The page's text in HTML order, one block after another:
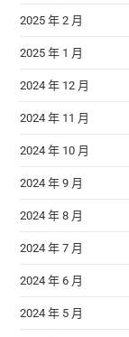
2025 年 2 月
2025 年 1 月
2024 年 12 月
2024 年 11 月
2024 年 10 月
2024 年 9 月
2024 年 8 月
2024 年 7 月
2024 年 6 月
2024 年 5 月